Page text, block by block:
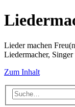
Lieder machen
Liedermacher,
Zum Inhalt